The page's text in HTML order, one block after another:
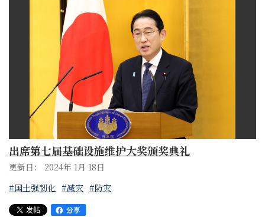
出席第七届基础设施维护大奖颁奖典礼
更新日： 2024年 1月 18日
#国土强韧化 #减灾 #防灾